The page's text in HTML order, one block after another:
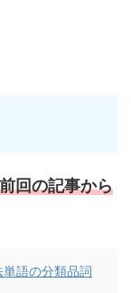
回の記事から
語の分類品詞